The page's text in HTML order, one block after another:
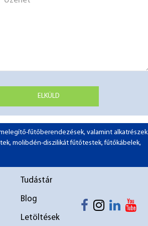
ELKÜLD
fűtőberendezések, valamint alkatrészek
molibdén-diszilikát fűtőtestek, fűtőkábelek,
1
2
Tudástár
Blog
Letöltések